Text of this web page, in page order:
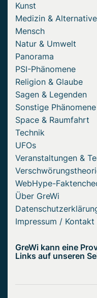
Kunst
Medizin &
Mensch
Natur & Umwelt
Panorama
PSI-Phänomene
Religion & Glaube
Sagen & Legenden
Sonstige Phänomene
Space & Raumfahrt
Technik
UFOs
Veranstaltungen &
WebHype-
Über GreWi
Impressum / Kontakt
GreWi kann eine
Links auf unseren